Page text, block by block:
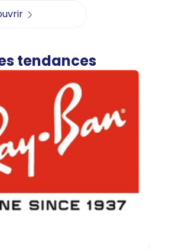
tendances